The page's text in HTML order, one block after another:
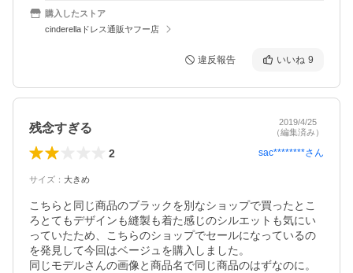
購入したストア
cinderellaドレス通販ヤフー店
違反報告 いいね 9
残念すぎる
2019/4/25
（編集済み）
2 sac********さん
サイズ ： 大きめ
こちらと同じ商品のブラックを別なショップで買ったとこ
ろとてもデザインも縫製も着た感じのシルエットも気にい
っていたため、こちらのショップでセールになっているの
を発見して今回はベージュを購入しました。
同じモデルさんの画像と商品名で同じ商品のはずなのに。